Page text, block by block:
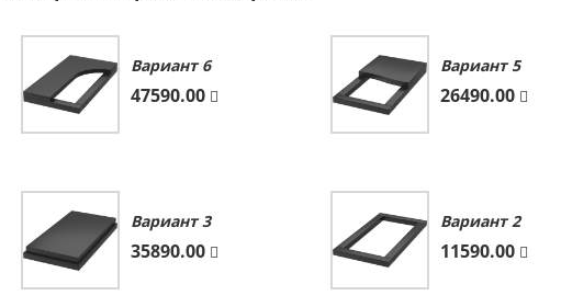
Вариант 6
47590.00
Вариант 5
26490.00
Вариант 3
35890.00
Вариант 2
11590.00